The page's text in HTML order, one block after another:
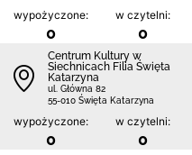
wypożyczone:
0
w czytelni:
0
Centrum Kultury w
Siechnicach Filia Święta
Katarzyna
ul. Główna 82
55-010 Święta Katarzyna
wypożyczone:
0
w czytelni:
0